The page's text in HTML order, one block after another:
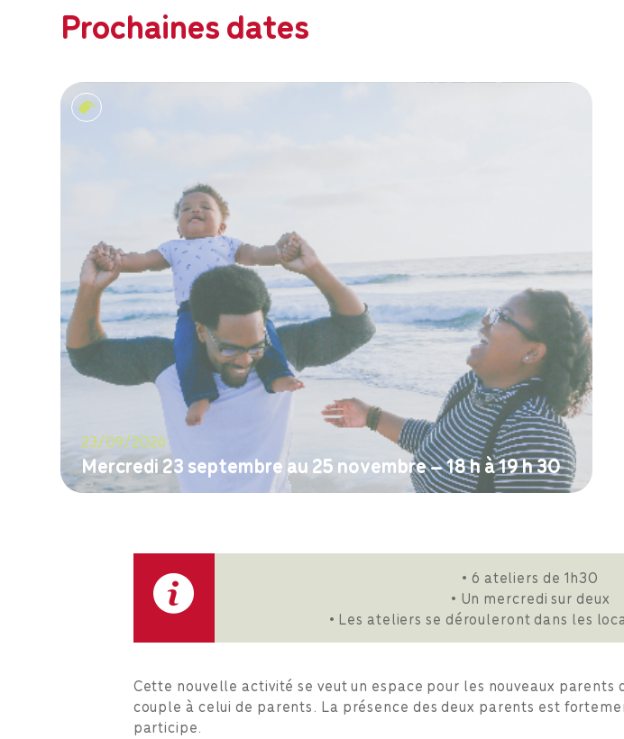
Prochaines dates
Devenir parents...ENSEMBLE!
23/09/2026
Mercredi 23 septembre au 25 novembre – 18 h à 19 h 30
• 6 ateliers de 1h30
• Un mercredi sur deux
• Les ateliers se dérouleront dans les
Cette nouvelle activité se veut un espace pour les nouveaux
couple à celui de parents. La présence des deux parents est
participe.